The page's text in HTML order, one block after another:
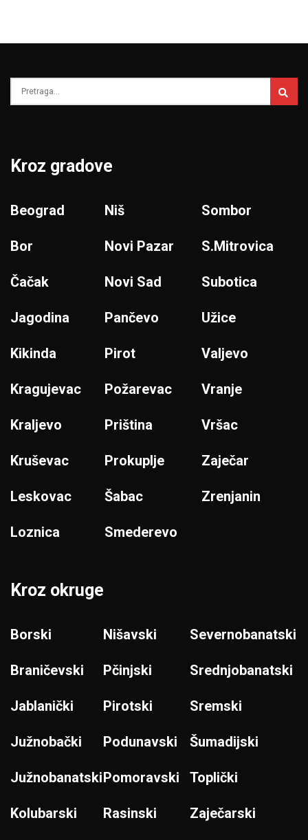
Kroz gradove
Beograd
Bor
Čačak
Jagodina
Kikinda
Kragujevac
Kraljevo
Kruševac
Leskovac
Loznica
Niš
Novi Pazar
Novi Sad
Pančevo
Pirot
Požarevac
Priština
Prokuplje
Šabac
Smederevo
Sombor
S.Mitrovica
Subotica
Užice
Valjevo
Vranje
Vršac
Zaječar
Zrenjanin
Kroz okruge
Borski
Braničevski
Jablanički
Južnobački
Južnobanatski
Kolubarski
Nišavski
Pčinjski
Pirotski
Podunavski
Pomoravski
Rasinski
Severnobanatski
Srednjobanatski
Sremski
Šumadijski
Toplički
Zaječarski